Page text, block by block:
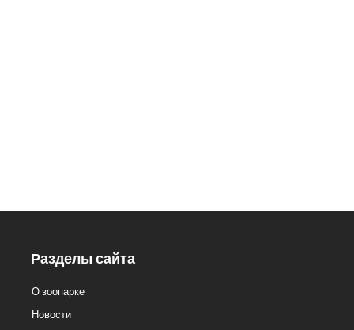
Разделы сайта
О зоопарке
Новости